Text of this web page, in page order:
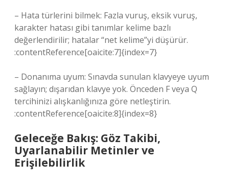
– Hata türlerini bilmek: Fazla vuruş, eksik vuruş,
karakter hatası gibi tanımlar kelime bazlı
değerlendirilir; hatalar “net kelime”yi düşürür.
:contentReference[oaicite:7]{index=7}
– Donanıma uyum: Sınavda sunulan klavyeye uyum
sağlayın; dışarıdan klavye yok. Önceden F veya Q
tercihinizi alışkanlığınıza göre netleştirin.
:contentReference[oaicite:8]{index=8}
Geleceğe Bakış: Göz Takibi,
Uyarlanabilir Metinler ve
Erişilebilirlik